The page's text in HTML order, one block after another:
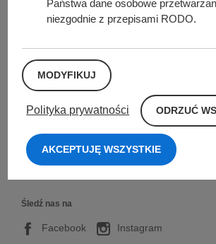
Urząd Miasta i Gminy w Kórniku
62-035 Kórnik
Nr konta bankowego:
26 9076 0008 2001 0000 0215 0002
Śledź nas na
Facebook Instagram
Państwa dane osobowe
niezgodnie z przepisami RODO.
MODYFIKUJ
Polityka prywatności ODRZUĆ
AKCEPTUJĘ WSZYSTKIE